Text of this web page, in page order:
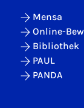
Mensa
Online-
Bibliothek
PAUL
PANDA